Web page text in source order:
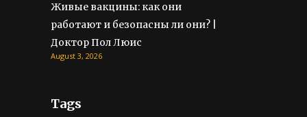
Живые вакцины: как они
работают и безопасны ли они? |
Доктор Пол Люис
August 3, 2026
Tags